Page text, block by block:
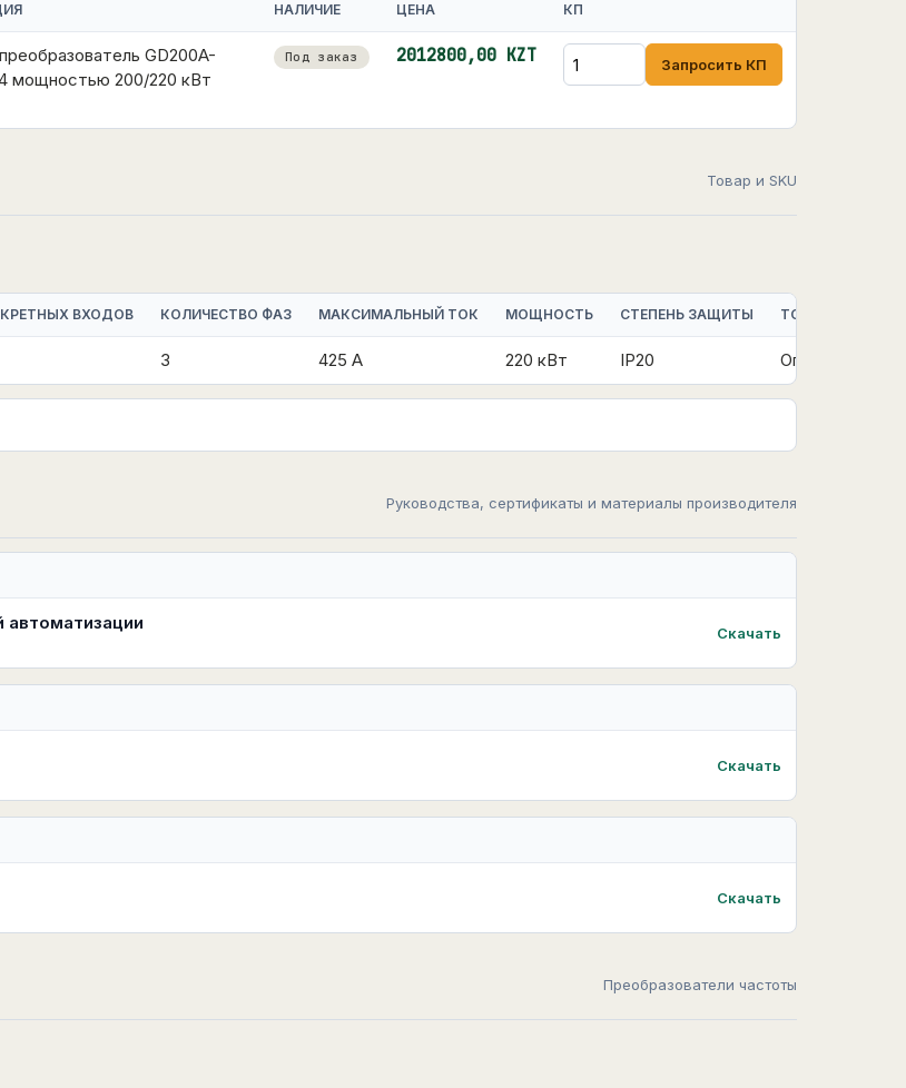
НАЛИЧИЕ ЦЕНА КП
GD200A-
мощностью 200/220 кВт
Под заказ 2012800,00 KZT Запросить КП
Товар и SKU
ВХОДОВ КОЛИЧЕСТВО ФАЗ МАКСИМАЛЬНЫЙ ТОК МОЩНОСТЬ СТЕПЕНЬ ЗАЩИТЫ ТОРМОЗНОЙ
3 425 А 220 кВт IP20
Руководства, сертификаты и материалы производителя
автоматизации Скачать
Скачать
Скачать
Преобразователи частоты